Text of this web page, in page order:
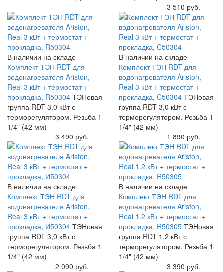
3 510 руб.
В наличии на складе
Комплект ТЭН RDT для
водонагревателя Ariston,
Real 3 кВт + термостат +
прокладка, R50304 ТЭНовая
группа RDT 3,0 кВт с
терморегулятором. Резьба 1
1/4" (42 мм)
3 490 руб.
В наличии на складе
Комплект ТЭН RDT для
водонагревателя Ariston,
Real 3 кВт + термостат +
прокладка, C50304 ТЭНовая
группа RDT 3,0 кВт с
терморегулятором. Резьба 1
1/4" (42 мм)
1 890 руб.
В наличии на складе
Комплект ТЭН RDT для
водонагревателя Ariston,
Real 3 кВт + термостат +
прокладка, И50304 ТЭНовая
группа RDT 3,0 кВт с
терморегулятором. Резьба 1
1/4" (42 мм)
2 090 руб.
В наличии на складе
Комплект ТЭН RDT для
водонагревателя Ariston,
Real 1.2 кВт + термостат +
прокладка, R50305 ТЭНовая
группа RDT 1,2 кВт с
терморегулятором. Резьба 1
1/4" (42 мм)
3 390 руб.